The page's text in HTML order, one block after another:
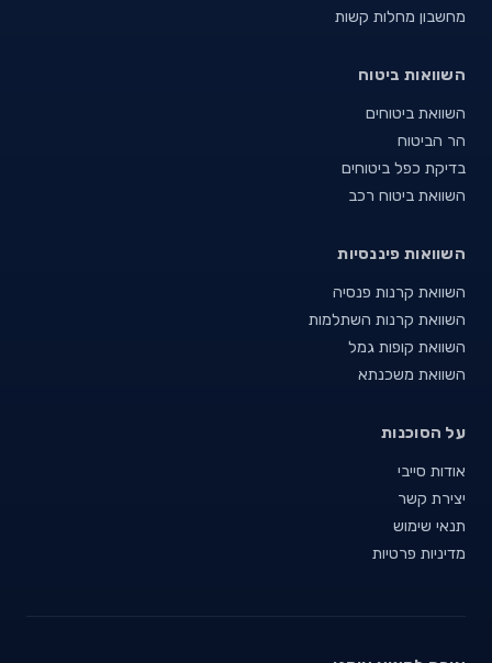
מחשבון מחלות קשות
השוואות ביטוח
השוואת ביטוחים
הר הביטוח
בדיקת כפל ביטוחים
השוואת ביטוח רכב
השוואות פיננסיות
השוואת קרנות פנסיה
השוואת קרנות השתלמות
השוואת קופות גמל
השוואת משכנתא
על הסוכנות
אודות סייבי
יצירת קשר
תנאי שימוש
מדיניות פרטיות